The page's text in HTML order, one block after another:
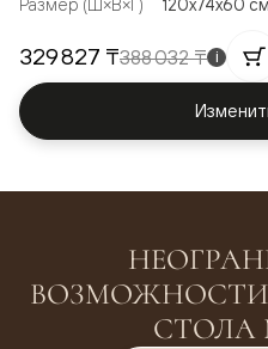
329 827 ₸388 032 ₸ i
СТОЛА